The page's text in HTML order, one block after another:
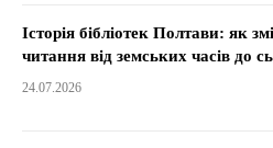
Історія бібліотек Полтави: як
читання від земських часів до
24.07.2026